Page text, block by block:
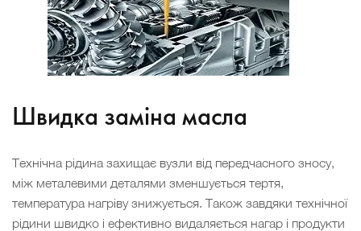
Швидка заміна масла
Технічна рідина захищає вузли від передчасного зносу,
між металевими деталями зменшується тертя,
температура нагріву знижується. Також завдяки технічної
рідини швидко і ефективно видаляється нагар і продукти